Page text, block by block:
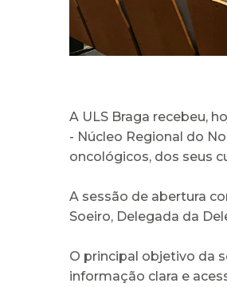
A ULS Braga recebeu,
- Núcleo Regional do
oncológicos, dos seus
A sessão de abertura
Soeiro, Delegada da
O principal objetivo da
informação clara e